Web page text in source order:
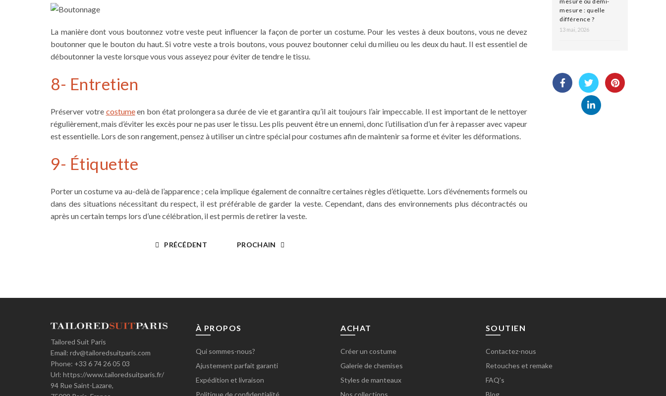
La manière dont vous boutonnez votre veste peut influencer la façon de porter un costume. Pour les vestes à deux boutons, vous ne devez
boutonner que le bouton du haut. Si votre veste a trois boutons, vous pouvez boutonner celui du milieu ou les deux du haut. Il est essentiel de
déboutonner la veste lorsque vous vous asseyez pour éviter de tendre le tissu.
8- Entretien
Préserver votre costumeen bon état prolongera sa durée de vie et garantira qu’il ait toujours l’air impeccable. Il est important de le nettoyer
régulièrement, mais d’éviter les excès pour ne pas user le tissu. Les plis peuvent être un ennemi, donc l’utilisation d’un fer à repasser avec vapeur
est essentielle. Lors de son rangement, pensez à utiliser un cintre spécial pour costumes afin de maintenir sa forme et éviter les déformations.
9- Étiquette
Porter un costumeva au-delà de l’apparence ; cela implique également de connaître certaines règles d’étiquette. Lors d’événements formels ou
dans des situations nécessitant du respect, il est préférable de garder la veste. Cependant, dans des environnements plus décontractés ou
après un certain temps lors d’une célébration, il est permis de retirer la veste.
mesure : quelle
différence ?
13 mai, 2026
PRÉCÉDENT PROCHAIN
Tailored Suit Paris
Email: rdv@tailoredsuitparis.com
Phone: +33 6 74 26 05 03
Url: https://www.tailoredsuitparis.fr/
94 Rue Saint-Lazare,
À PROPOS
Qui sommes-nous?
Ajustement parfait garanti
Expédition et livraison
Politique de confidentialité
ACHAT
Créer un costume
Galerie de chemises
Styles de manteaux
Nos collections
SOUTIEN
Contactez-nous
Retouches et remake
FAQ’s
Blog